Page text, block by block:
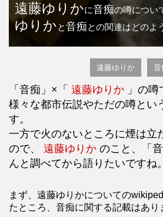
遠藤ゆりかに音痴の噂につい
ゆりかと音痴との関連はどのよ
遠藤ゆりか 音
「音痴」×「 遠藤ゆりか 」の
様々な都市伝説やただの噂とい
す。
一方で火のないところに煙は立
ので、 遠藤ゆりか のこと、「
んと調べてから語りたいですね。
まず、遠藤ゆりかについての
たところ、音痴に関する記載はあり